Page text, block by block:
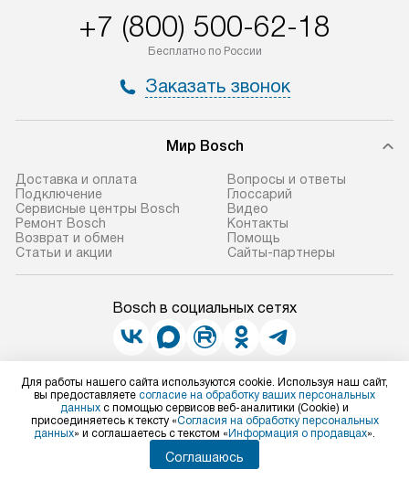
+7 (800) 500-62-18
Бесплатно по России
Заказать звонок
Мир Bosch
Доставка и оплата
Подключение
Сервисные центры Bosch
Ремонт Bosch
Возврат и обмен
Статьи и акции
Вопросы и ответы
Глоссарий
Видео
Контакты
Помощь
Сайты-партнеры
Bosch в социальных сетях
Для физических лиц
shop@bosch-centre.ru
Для юридических лиц
business@kvalitet.company
Для работы нашего сайта используются cookie. Используя наш сайт,
вы предоставляете согласие на обработку ваших персональных
данных с помощью сервисов веб-аналитики (Cookie) и
присоединяетесь к тексту «Согласия на обработку персональных
данных» и соглашаетесь с текстом « Информация о продавцах».
Соглашаюсь